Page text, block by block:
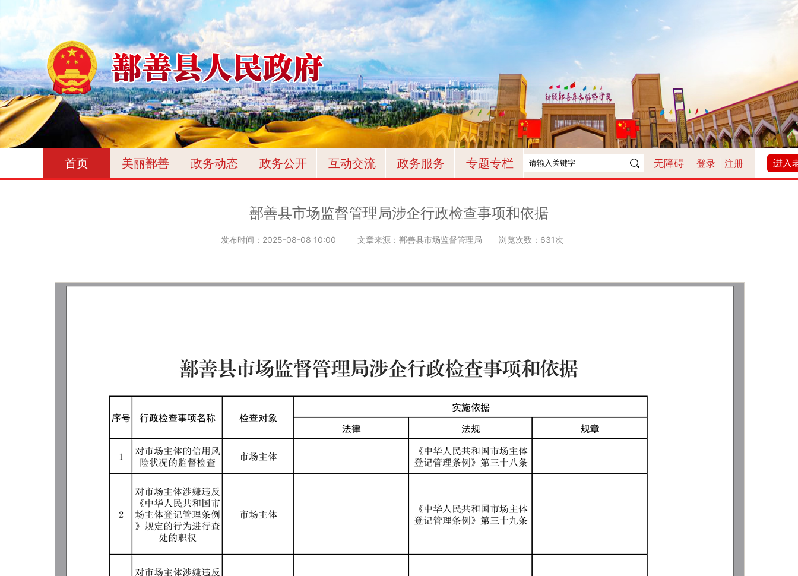
首页 美丽鄯善 政务动态 政务公开 互动交流 政务服务 专题专栏 无障碍 登录| 注册 进入
鄯善县市场监督管理局涉企行政检查事项和依据
发布时间： 2025-08-08 10:00 文章来源：鄯善县市场监督管理局 浏览次数： 631次